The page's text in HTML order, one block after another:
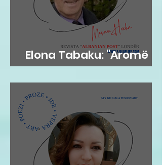
Elona Tabaku: "Aromë
gjethi"